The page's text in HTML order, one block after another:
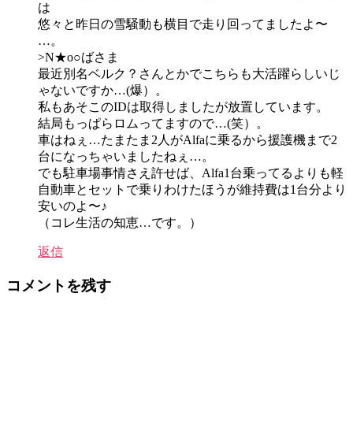
は
悠々と昨日の雪騒動も横目で走り回ってましたよ〜
…。
>N★o○ばさま
最近別名ベルク？さんとかでこちらも大活躍らしいじ
ゃないですか…(爆）。
私もあそこのIDは取得しましたが放置しています。
結局もっぱらロムってますので…(笑）。
車はねぇ…たまたま2人がAlfaに乗るから援護機まで2
台になっちゃいましたねぇ…。
でも駐車場事情さえ許せば、Alfa1台乗ってるよりも軽
自動車とセットで乗りわけたほうが維持費は1台分より
安いのよ〜♪
（コレ生活の知恵…です。）
返信
コメントを残す